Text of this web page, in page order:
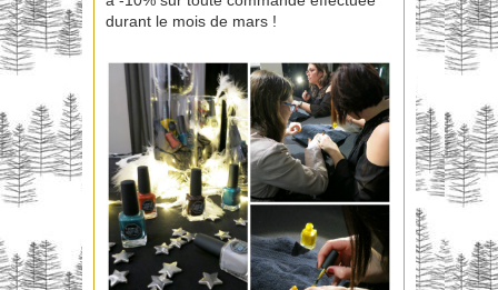
durant le mois de mars !